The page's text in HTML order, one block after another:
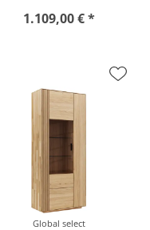
1.109,00 € *
Global select